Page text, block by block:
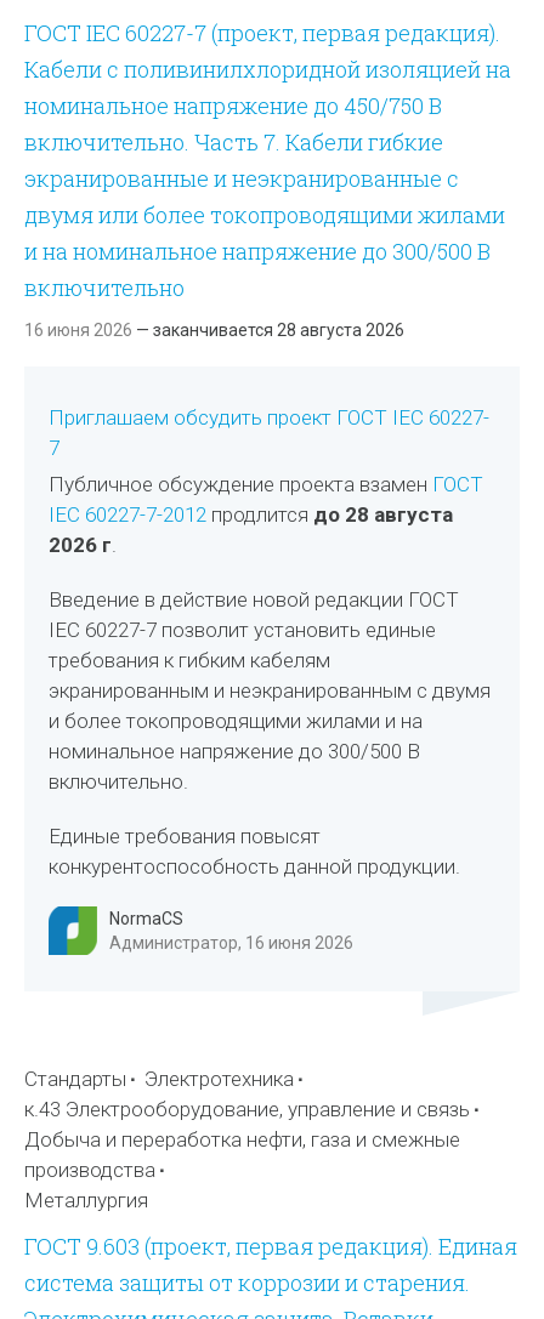
ГОСТ IEC 60227-7 (проект, первая редакция).
Кабели с поливинилхлоридной изоляцией на
номинальное напряжение до 450/750 В
включительно. Часть 7. Кабели гибкие
экранированные и неэкранированные с
двумя или более токопроводящими жилами
и на номинальное напряжение до 300/500 В
включительно
16 июня 2026 — заканчивается 28 августа 2026
Приглашаем обсудить проект ГОСТ IEC 60227-
7
Публичное обсуждение проекта взамен ГОСТ
IEC 60227-7-2012 продлится до 28 августа
2026 г.
Введение в действие новой редакции ГОСТ
IEC 60227-7 позволит установить единые
требования к гибким кабелям
экранированным и неэкранированным с двумя
и более токопроводящими жилами и на
номинальное напряжение до 300/500 В
включительно.
Единые требования повысят
конкурентоспособность данной продукции.
NormaCS
Администратор, 16 июня 2026
Стандарты
Электротехника
к.43 Электрооборудование, управление и связь
Добыча и переработка нефти, газа и смежные
производства
Металлургия
ГОСТ 9.603 (проект, первая редакция). Единая
система защиты от коррозии и старения.